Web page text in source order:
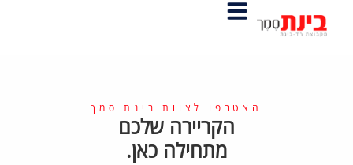
הצטרפו לצוות בינת סמך
הקריירה שלכם
מתחילה כאן.